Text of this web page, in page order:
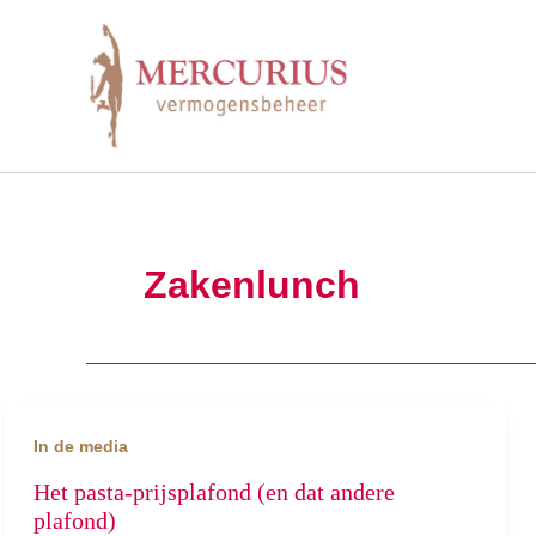
Zakenlunch
In de media
Het pasta-prijsplafond (en dat andere
plafond)